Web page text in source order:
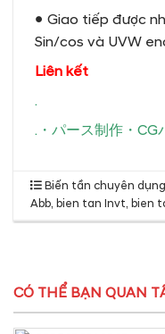
● Giao tiếp được
Sin/cos và UVW
Liên kết
.
. ・ パース制作 ・ CG
Biến tần chuyên
Abb,bien tan Invt,bien
CÓ THỂ BẠN QUAN